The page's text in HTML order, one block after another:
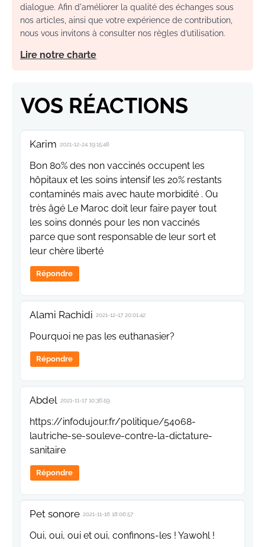
dialogue. Afin d'améliorer la qualité des échanges sous
nos articles, ainsi que votre expérience de contribution,
nous vous invitons à consulter nos règles d’utilisation.
Lire notre charte
VOS RÉACTIONS
Karim 2021-12-24 19:15:48
Bon 80% des non vaccinés occupent les
hôpitaux et les soins intensif les 20% restants
contaminés mais avec haute morbidité . Ou
très âgé Le Maroc doit leur faire payer tout
les soins donnés pour les non vaccinés
parce que sont responsable de leur sort et
leur chère liberté
Répondre
Alami Rachidi 2021-12-17 20:01:42
Pourquoi ne pas les euthanasier?
Répondre
Abdel 2021-11-17 10:36:59
https://infodujour.fr/politique/54068-
lautriche-se-souleve-contre-la-dictature-
sanitaire
Répondre
Pet sonore 2021-11-16 18:06:57
Oui, oui, oui et oui, confinons-les ! Yawohl !